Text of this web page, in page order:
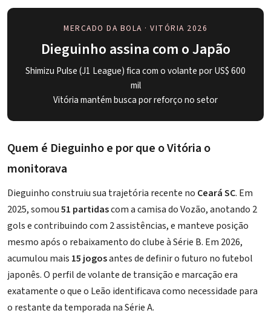
MERCADO DA BOLA · VITÓRIA 2026
Dieguinho assina com o Japão
Shimizu Pulse (J1 League) fica com o volante por US$ 600
mil
Vitória mantém busca por reforço no setor
Quem é Dieguinho e por que o Vitória o
monitorava
Dieguinho construiu sua trajetória recente no Ceará SC. Em
2025, somou51 partidascom a camisa do Vozão, anotando 2
gols e contribuindo com 2 assistências, e manteve posição
mesmo após o rebaixamento do clube à Série B. Em 2026,
acumulou mais 15 jogosantes de definir o futuro no futebol
japonês. O perfil de volante de transição e marcação era
exatamente o que o Leão identificava como necessidade para
o restante da temporada na Série A.